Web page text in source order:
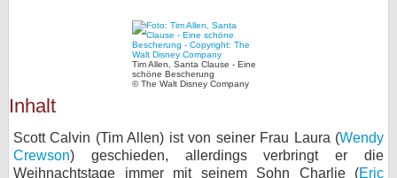
Tim Allen, Santa Clause - Eine
schöne Bescherung
© The Walt Disney Company
Inhalt
Scott Calvin (Tim Allen) ist von seiner Frau Laura (Wendy
Crewson) geschieden, allerdings verbringt er die
Weihnachtstage immer mit seinem Sohn Charlie (Eric
bei X
bei Facebook
Kontakt
Nutzungsbedingungen